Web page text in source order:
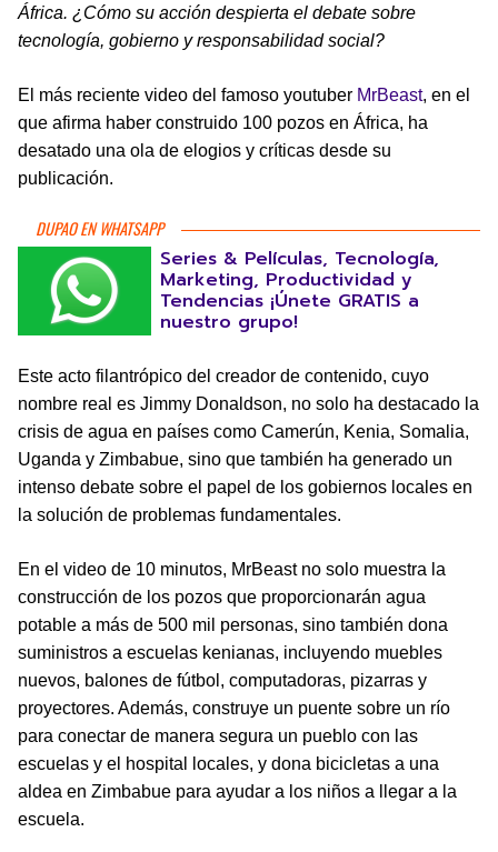
África. ¿Cómo su acción despierta el debate sobre
tecnología, gobierno y responsabilidad social?
El más reciente video del famoso youtuber MrBeast, en el
que afirma haber construido 100 pozos en África, ha
desatado una ola de elogios y críticas desde su
publicación.
DUPAO EN WHATSAPP
Series & Películas, Tecnología,
Marketing, Productividad y
Tendencias ¡Únete GRATIS a
nuestro grupo!
Este acto filantrópico del creador de contenido, cuyo
nombre real es Jimmy Donaldson, no solo ha destacado la
crisis de agua en países como Camerún, Kenia, Somalia,
Uganda y Zimbabue, sino que también ha generado un
intenso debate sobre el papel de los gobiernos locales en
la solución de problemas fundamentales.
En el video de 10 minutos, MrBeast no solo muestra la
construcción de los pozos que proporcionarán agua
potable a más de 500 mil personas, sino también dona
suministros a escuelas kenianas, incluyendo muebles
nuevos, balones de fútbol, computadoras, pizarras y
proyectores. Además, construye un puente sobre un río
para conectar de manera segura un pueblo con las
escuelas y el hospital locales, y dona bicicletas a una
aldea en Zimbabue para ayudar a los niños a llegar a la
escuela.